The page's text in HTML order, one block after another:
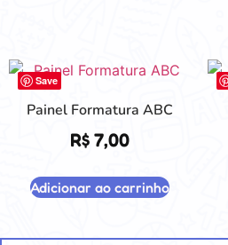
Save
Painel Formatura ABC
R$7,00
Adicionar ao carrinho